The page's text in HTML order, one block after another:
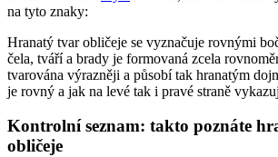
na tyto znaky:
Hranatý tvar obličeje se vyznačuje rovnými
čela, tváří a brady je formovaná zcela
tvarována výrazněji a působí tak hranatým
je rovný a jak na levé tak i pravé straně
Kontrolní seznam: takto poznáte
obličeje